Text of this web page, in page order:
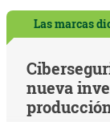
Las marcas
nueva